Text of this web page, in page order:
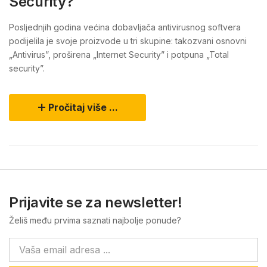
Posljednjih godina većina dobavljača antivirusnog softvera
podijelila je svoje proizvode u tri skupine: takozvani osnovni
„Antivirus”, proširena „Internet Security” i potpuna „Total
security”.
Pročitaj više ...
Prijavite se za newsletter!
Želiš među prvima saznati najbolje ponude?